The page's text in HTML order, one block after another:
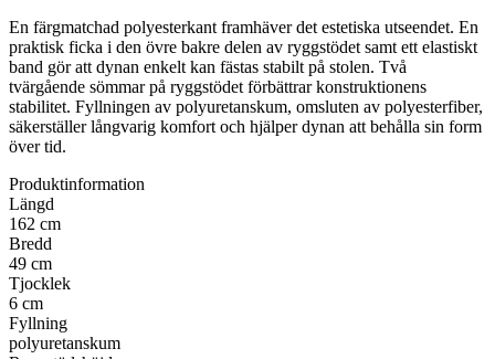
En färgmatchad polyesterkant framhäver det estetiska utseendet. En
praktisk ficka i den övre bakre delen av ryggstödet samt ett elastiskt
band gör att dynan enkelt kan fästas stabilt på stolen. Två
tvärgående sömmar på ryggstödet förbättrar konstruktionens
stabilitet. Fyllningen av polyuretanskum, omsluten av polyesterfiber,
säkerställer långvarig komfort och hjälper dynan att behålla sin form
över tid.
Produktinformation
Längd
162 cm
Bredd
49 cm
Tjocklek
6 cm
Fyllning
polyuretanskum